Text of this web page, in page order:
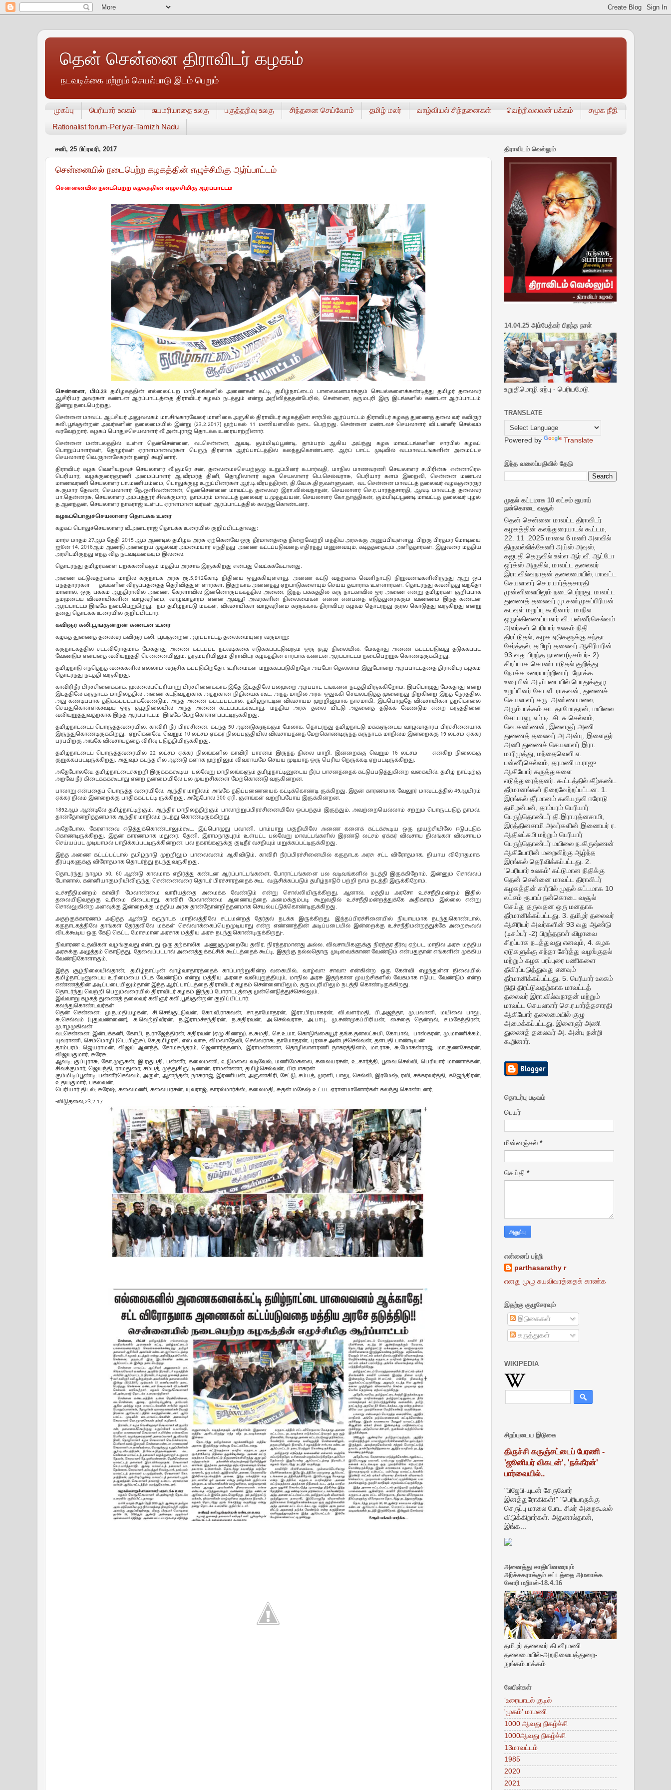
தென் சென்னை திராவிடர் கழகம்
நடவடிக்கை மற்றும் செயல்பாடு இடம் பெறும்
முகப்பு பெரியார் உலகம் சுயமரியாதை உலகு பகுத்தறிவு உலகு சிந்தனை செய்வோம் தமிழ் மலர் வாழ்வியல் சிந்தனைகள் வெற்றிவலவன் பக்கம்
சமூக நீதி
Rationalist forum-Periyar-Tamizh Nadu
சனி, 25 பிப்ரவரி, 2017
சென்னையில் நடைபெற்ற கழகத்தின் எழுச்சிமிகு ஆர்ப்பாட்டம்
சென்னையில் நடைபெற்ற கழகத்தின் எழுச்சிமிகு ஆர்ப்பாட்டம்
சென்னை, பிப்.23 தமிழகத்தின் எல்லைப்புற மாநிலங்களில் அணைகள் கட்டி, தமிழ்நாட்டைப் பாலைவனமாக்கும் செயல்களைக்கண்டித்து தமிழர் தலைவர்
ஆசிரியர் அவர்கள் கண்டன ஆர்ப்பாட்டத்தை திராவிடர் கழகம் நடத்தும் என்று அறிவித்ததன்பேரில், சென்னை, தருமபுரி இரு இடங்களில் கண்டன ஆர்ப்பாட்டம்
இன்று நடைபெற்றது.
சென்னை மாவட்ட ஆட்சியர் அலுவலகம் மா.சிங்காரவேலர் மாளிகை அருகில் திராவிடர் கழகத்தின் சார்பில் ஆர்ப்பாட்டம் திராவிடர் கழகத் துணைத் தலை வர் கவிஞர்
கலி.பூங்குன்றன் அவர்களின் தலைமையில் இன்று (23.2.2017) முற்பகல் 11 மணியளவில் நடை பெற்றது. சென்னை மண்டலச் செயலாளர் வி.பன்னீர் செல்வம்
வரவேற்றார். கழகப் பொதுச்செயலாளர் வீ.அன்புராஜ் தொடக்க உரையாற்றினார்.
சென்னை மண்டலத்தில் உள்ள தென்சென்னை, வடசென்னை, ஆவடி, கும்மிடிப்பூண்டி, தாம்பரம் ஆகிய அய்ந்து கழக மாவட்டங்களின் சார்பில் கழகப்
பொறுப்பாளர்கள், தோழர்கள் ஏராளமானவர்கள் பெருந் திரளாக ஆர்ப்பாட்டத்தில் கலந்துகொண்டனர். ஆர்ப் பாட்ட முடிவில் வடமாவட்டங்களின் அமைப்புச்
செயலாளர் வெ.ஞானசேகரன் நன்றி கூறினார்.
திராவிடர் கழக வெளியுறவுச் செயலாளர் வீ.குமரே சன், தலைமைச்செயற்குழு உறுப்பினர் க.பார்வதி, மாநில மாணவரணி செயலாளர் ச.பிரின்சு என்னாரெசு
பெரியார், வழக்குரைஞரணி அமைப்பாளர் ஆ.வீரமர்த் தினி, தொழிலாளர் கழக செயலாளர் பெ.செல்வராசு, பெரியார் களம் இறைவி, சென்னை மண்டல
மாணவரணி செயலாளர் பா.மணியம்மை, பொதுக்குழு உறுப்பினர்கள் ஆர்.டி.வீரபத்திரன், தி.வே.சு.திருவள்ளுவன், வட சென்னை மாவட்டத் தலைவர் வழக்குரைஞர்
சு.குமார தேவன், செயலாளர் தே.ஒளிவண்ணன், தென்சென்னை மாவட்டத் தலைவர் இரா.வில்வநாதன், செயலாளர் செ.ர.பார்த்தசாரதி, ஆவடி மாவட்டத் தலைவர்
பா.தென்னரசு, செயலாளர் அம்பத்தூர் சிவக்குமார், தாம்பரம் மாவட்டத் தலைவர் ப.முத்தய்யன், செயலாளர் கோ.நாத்திகன், கும்மிடிப்பூண்டி மாவட்டத் தலைவர் புழல்
த.ஆனந்தன், செயலாளர் நாகராஜ் உள்பட ஏராளமான வர்கள் ஆர்ப்பாட்டத்தில் கலந்துகொண்டனர்.
கழகப்பொதுச்செயலாளர் தொடக்க உரை
கழகப் பொதுச்செயலாளர் வீ.அன்புராஜ் தொடக்க உரையில் குறிப்பிட்டதாவது:
மார்ச் மாதம் 27ஆம் தேதி 2015 ஆம் ஆண்டில் தமிழக அரசு ஏற்கெனவே ஒரு தீர்மானத்தை நிறைவேற்றி மத்திய அரசுக்கு அனுப்பியுள்ளது. பிறகு பிரதமர் மோடியை
ஜூன் 14, 2016ஆம் ஆண்டு அன்றைய முதல்வர் அம்மையார் சந்தித்து அணை கட்டப்படுவதை எதிர்த்து மனுவையும், கடிதத்தையும் அளித்தார்கள். இதுவரை மத்திய
அரசிடமிருந்து எந்த வித நடவடிக்கையும் இல்லை.
தொடர்ந்து தமிழர்களை புறக்கணிக்கும் மத்திய அரசாக இருக்கிறது என்பது வெட்கக்கேடானது.
அணை கட்டுவதற்காக மாநில கருநாடக அரசு ரூ.5,912கோடி நிதியை ஒதுக்கியுள்ளது. அணை கட்டு வதற்காக வெளிநாட்டு நிறுவனங்களிலிருந்து ஆறு ஒப்
பந்ததாரர்கள் தங்களின் விருப்பத்தைத் தெரிவித்துள் ளார்கள். இதற்காக அனைத்து ஏற்பாடுகளையும் செய்ய தயாராக உள்ளார்கள். தொடர்ந்து கவனித்து வந்தோ
மானால், ஒரு பக்கம் ஆந்திராவில் அணை, கேரளாவில் இன்னொருபக்கத்தில் அணை, இந்த பக்கத்தில் கரு நாடகாவில் ஓர் அணை என்று தமிழர்கள் குறிப்பாக
நம்முடைய விவசாயிகளின் வாழ்வுரிமை, வாழ்வாதாரம் என்ன ஆவது? அவர்களின் நிலைமைகள் என்ன என்பதை எடுத்துரைக்கும் வண்ணம் இந்த கண்டன
ஆர்ப்பாட்டம் இங்கே நடைபெறுகிறது. நம் தமிழ்நாட்டு மக்கள், விவசாயிகள் வாழ்வுரிமை களுக்காக திராவிடர் கழகம் தொடர்ந்து குரல் கொடுத்து வருகிறது என்று
தனது தொடக்க உரையில் குறிப்பிட்டார்.
கவிஞர் கலி.பூங்குன்றன் கண்டன உரை
கழகத் துணைத் தலைவர் கவிஞர் கலி. பூங்குன்றன் ஆர்ப்பாட்டத் தலைமையுரை வருமாறு:
கருநாடகத்தில் சட்டவிரோதமாக மேகதாது அணை கட்டப்பட நடவடிக்கை எடுக்கப்பட்டுவரும் ஒரு சூழ் நிலையில், மேகதாது அணை கட்டப்படுவது தடுக்கப்பட
வேண்டும் என்பதை வலியுறுத்தி சென்னையிலும், தருமபுரியிலும் திராவிடர் கழகத்தின் சார்பாக கண்டன ஆர்ப்பாட்டம் நடைபெற்றுக் கொண்டிருக்கிறது.
தமிழ்நாடு எந்தெந்த வகைகளில் எல்லாம் வஞ்சிக் கப்படுகிறதோ, உரிமைகள் மறுக்கப்படுகிறதோ அப்போ தெல்லாம் இதுபோன்ற ஆர்ப்பாட்டத்தை திராவிடர் கழகம்
தொடர்ந்து நடத்தி வருகிறது.
காவிரிநீர் பிரச்சினைக்காக, முல்லைப்பெரியாறு பிரச்சினைக்காக இதே இடத்திலே பலமுறை ஆர்ப்பாட் டங்களை நடத்தியிருக்கிறோம். இப்பொழுது மேகதாது என்ற
இடத்திலே கருநாடக மாநிலத்தில் அணை கட்டுவதற்காக அதற்கான நிதியைக் கூட, அந்த மாநில அரசு ஒதுக்கி செயல்படுத்த முனைந்து நிற்கின்ற இந்த நேரத்தில்,
அது கண்டிப்பாக தடுக்கப்பட்டாகவேண்டும். அந்த அணை கட்டப்பட்டால், தமிழ்நாட்டின் விவசாயம் முற்றிலுமாக நாசமாகி, இப்பொழுதே விவசாயிகள் தற்கொலை
செய்துகொள்ளக்கூடிய ஒரு சூழ்நிலையில் அந்த அணை கட்டப்படக்கூடாது, மத்திய அரசு தலை யிட்டு அதனைத் தடுக்க வேண்டும் என்ற கருத்தினை
வலியுறுத்துவதற்காக இந்த ஆர்ப்பாட்டம் இங்கே மேற்கொள்ளப்பட்டிருக்கிறது.
தமிழ்நாட்டைப் பொருத்தவரையில், காவிரி நீர் பிரச்சினை, கடந்த 50 ஆண்டுகளுக்கும் மேலாக, தொடர்ந்து தமிழ்நாட்டு மக்களுடைய வாழ்வாதாரப் பிரச்சினையாக
இருந்துகொண்டிருக்கிறது. ஏற்கெனவே, வெறும் 10 லட்சம் ஏக்கர் நிலப்பகுதியில் விவசாயத்தை மேற்கொண்டிருந்த கருநாடக மாநிலம் இன்றைக்கு 19 லட்சம் ஏக்கர்
பரப்பிற்கு அங்கே விவசாயத்தை விரிவு படுத்தியிருக்கிறது.
தமிழ்நாட்டைப் பொருத்தவரையில் 22 லட்சம் ஏக்கர் நிலங்களில் காவிரி பாசனம் இருந்த நிலை மாறி, இன்றைக்கு வெறும் 16 லட்சம் என்கிற நிலைக்கு
குறுக்கப்பட்டிருக்கிறது. அதுவும் கடந்த சில ஆண்டு களாக முற்றிலும் விவசாயமே செய்ய முடியாத ஒரு பெரிய நெருக்கடி ஏற்பட்டிருக்கிறது.
அதேபோலவே, தமிழ்நாட்டைச்சுற்றி இருக்கக்கூடிய பல்வேறு மாநிலங்களும் தமிழ்நாட்டினுடைய நீர்ப் பாசனத்தைக் கட்டுப்படுத்துகின்ற வகையில், தமிழ் நாட்டிற்கு
அறவே நீர் கிடைக்கக்கூடாது என்ற தன்மையிலே பல முயற்சிகளை மேற்கொண்டு வருகின்றன.
பாலாறு என்பதைப் பொருத்த வரையிலே, ஆந்திர மாநிலம் அங்கே தடுப்பணையைக் கட்டிக்கொண்டி ருக்கிறது. இதன் காரணமாக வேலூர் மாவட்டத்தில் 49ஆயிரம்
ஏக்கர் நிலம் இன்றைக்கு பாதிக்கப்பட்டி ருக்கிறது. அதேபோல 300 ஏரி, குளங்கள் வற்றிப்போய் இருக்கின்றன.
1892ஆம் ஆண்டிலே தமிழ்நாட்டிற்கும், ஆந்திர மாநிலத்திற்கும் பாலாற்றுப்பிரச்சினையிலே ஒப்பந்தம் இருந்தும், அவற்றையெல்லாம் சற்றும் பொருட்படுத் தாமல்,
தான்தோன்றித்தனமாக ஆந்திர மாநிலம் நடந்து கொண்டிருக்கிறது.
அதேபோல, கேரளாவை எடுத்துக்கொண்டாலும்கூட, இப்பொழுது பவானி, பாம்பாறு பகுதியிலே அணை களைக் கட்டக்கூடிய ஒரு முயற்சியிலே ஈடுபட்டுக்
கொண்டிருக்கிறது. இதன் காரணமாக மதுரை, தேனி, இராமநாதபுரம் உள்பட்ட பல்வேறு மாவட்டங்களில் இரண்டு லட்சம் ஏக்கர் விவசாய நிலங்கள் விவசாயம்
செய்யப்பட முடியாமல் பாதிக்கப்பட்டிருக்கின்றன. பல நகரங்களுக்கு குடிநீர் வசதியும் மறுக்கப்பட்டிருக்கிறது.
இந்த அணை கட்டப்பட்டால் தமிழ்நாடு முற்றிலும் பாலைவனம் ஆகிவிடும். காவிரி நீர்ப்பிரச்சினையில் கருநாடக அரசு சட்ட விரோதமாக, நியாய விரோதமாக
தீர்ப்புகளுக்கு விரோதமாக தொடர்ந்து நடந்துவருகிறது.
தொடர்ந்து நாமும் 50, 60 ஆண்டு காலமாக எதிர்த்து கண்டன ஆர்ப்பாட்டங்களை, போராட்டங்களை பல வடிவங்களில் நடத்தி இருக்கிறோம். இன்னும் சொல்லப்
போனால், கன்னியாகுமரியிலிருந்து சென்னைவரை தொடர் பிரச்சாரத்தைக் கூட வஞ்சிக்கப்படும் தமிழ்நாடுÕ பற்றி நாம் நடத்தி இருக்கிறோம்.
உச்சநீதிமன்றம் காவிரி மேலாண்மை வாரியத்தை அமைக்க வேண்டும் என்று சொல்லியிருக்கிறது. ஆனால், மத்திய அரசோ உச்சநீதிமன்றம் இதில்
தலையிடுவதற்கு உரிமை கிடையாது, காவிரி மேலாண்மை ஆணையத்தை அமைக்கும்படி கூறுவதில் உச்சநீதிமன்றத்துக்கே அதிகாரம் இல்லை என்று
சொல்லுகின்ற அளவுக்கு இன்றைக்கு மத்திய அரசு தான்தோன்றித்தனமாக செயல்பட்டுக்கொண்டிருக்கிறது.
அதற்குக்காரணம் அடுத்த ஆண்டு கருநாடக மாநிலத்திலே சட்டமன்றத் தேர்தல் நடக்க இருக்கிறது. இந்தப்பிரச்சினையில் நியாயமாக நடந்துகொண்டால்,
கருநாடகத்திலே தாங்கள் தேர்தலிலே மக்கள் செல்வாக்கைப்பெறமுடியாது என்ற எண்ணத்தின் அடிப்படையில் இன்றைக்கு உச்சநீதிமன்றத்துக்கே அறைகூவல்
விடக்கூடிய ஒரு கேடு கெட்ட, மோசமான அரசாக மத்திய அரசு நடந்துகொண்டிருக்கிறது-.
நிவாரண உதவிகள் வழங்குவது என்பது ஒரு தற்காலிக அணுகுமுறையே தவிர, நிரந்தரமானது அல்ல. விவசாயிகளுக்கு நிரந்தர தீர்வு ஏற்பட, மாநில அரசு மத்திய
அரசுக்கு அழுத்தம் கொடுத்து, தேவைப்பட்டால் அனைத்துக்கட்சிக் கூட்டத்தைக் கூட்டி, இதற்கு நல்லதொரு முடிவைக்காண வேண்டும் என்பதுதான் எங்களின் முக்கிய
வேண்டுகோளாகும்.
இந்த சூழ்நிலையில்தான், தமிழ்நாட்டின் வாழ்வாதாரத்தைக் காப்பாற்றுகின்ற வகையில், வாழ்வா? சாவா? என்கின்ற ஒரு கேள்வி எழுந்துள்ள நிலையில்
தமிழ்நாட்டினுடைய உரிமையை மீட்க வேண்டும் என்று மத்திய அரசை வலியுறுத்தியும், மாநில அரசு இதற்கான முயற்சிகளில் வேகமாக ஈடுபட வேண்டும் என்ற
எண்ணத்தின் அடிப்படையிலும்தான் இந்த ஆர்ப்பாட்டத்தை திராவிடர் கழகம் சென்னையிலும், தருமபுரியிலும் நடத்தி கொண்டிருக்கிறது.
தொடர்ந்து வெற்றி பெறும்வரையில் திராவிடர் கழகம் இந்தப் போராட்டத்தை முன்னெடுத்துச்செல்லும்.
இவ்வாறு கழகத் துணைத் தலைவர் கவிஞர் கலி.பூங்குன்றன் குறிப்பிட்டார்.
கலந்துகொண்டவர்கள்
தென் சென்னை: மு.ந.மதியழகன், சி.செங்குட்டுவன், கோ.வீ.ராகவன், சா.தாமோதரன், இரா.பிரபாகரன், வி.வளர்மதி, பி.அஜந்தா, மு.பவானி, மயிலை பாலு,
சு.செல்வம் (புதுவண்ணை), க.வெற்றிவீரன், ந.இராமச்சந்திரன், ந.கதிரவன், அ.செல்வராசு, அ.பாபு, மு.சண்முகப்பிரியன், சைதை தென்றல், ச.மகேந்திரன்,
மு.ஈழமுகிலன்
வடசென்னை: இன்பக்கனி, கோபி, ந.ராஜேந்திரன், கதிரவன் (ஏழு கிணறு), க.சுமதி, செ.உமா, கொடுங்கையூர் தங்க.தனலட்சுமி, கோபால், பாஸ்கரன், மு.மாணிக்கம்,
யுவராணி, செம்மொழி (பெ.பிஞ்சு), சே.தமிழரசி, எஸ்.வாசு, விமலாதேவி, செல்வராசு, தாமோதரன், புரசை அன்புச்செல்வன், தளபதி பாண்டியன்
தாம்பரம்: ஜெயராமன், விஜய் ஆனந்த், சோமசுந்தரம், ஜெனார்த்தனம், இராமண்ணா, தொழிலாளரணி நாகரத்தினம், மா.ராசு, சு.மோகன்ராஜ், மா.குணசேகரன்,
விஜயகுமார், சுரேசு.
ஆவடி: குப்புராசு, கோ.முருகன், இ.ரகுபதி, பன்னீர், கலைமணி, உடுமலை வடிவேல், மணிமேகலை, கலையரசன், உ.கார்த்தி, பூவை.செல்வி, பெரியார் மாணாக்கன்,
சிவக்குமார், ஜெயந்தி, ராமதுரை, சம்பத், முத்துகிருட்டிணன், ராமண்ணா, தமிழ்செல்வன், பிரபாகரன்
கும்மிடிப்பூண்டி: பன்னீர்செல்வம், அருள், ஆனந்தன், நாகராஜ், இரணியன், அருணகிரி, சேட்டு, சம்பத், முரளி, பாலு, செல்வி, இரமேஷ், ரவி, சக்கரவர்த்தி, கஜேந்திரன்,
உதயகுமார், பகலவன்.
பெரியார் திடல்: சுரேஷ், கலைமணி, கலையரசன், யுவராஜ், காரல்மார்க்ஸ், கலைமதி, சுதன் மகேஷ் உட்பட ஏராளமானோர்கள் கலந்து கொண்டனர்.
-விடுதலை,23.2.17
திராவிடம் வெல்லும்
14.04.25 அம்பேத்கர் பிறந்த நாள்
உறுதிமொழி ஏற்பு - பெரியமேடு
TRANSLATE
Powered by Translate
இந்த வலைப்பதிவில் தேடு
முதல் கட்டமாக 10 லட்சம் ரூபாய்
நன்கொடை வசூல்
தென் சென்னை மாவட்ட திராவிடர்
கழகத்தின் கலந்துரையாடல் கூட்டம,
22. 11 .2025 மாலை 6 மணி அளவில்
திருவல்லிக்கேணி அய்ஸ் அவுஸ்,
கஜபதி தெருவில் உள்ள ஆர்.வீ. ஆட்டோ
ஒர்க்ஸ் அருகில், மாவட்ட தலைவர்
இரா.வில்வநாதன் தலைமையில், மாவட்ட
செயலாளர் செ.ர.பார்த்தசாரதி
முன்னிலையிலும் நடைபெற்றது. மாவட்ட
துணைத் தலைவர் மு.சண்முகப்பிரியன்
கடவுள் மறுப்பு கூறினார். மாநில
ஒருங்கிணைப்பாளர் வி. பன்னீர்செல்வம்
அவர்கள் பெரியார் உலகம் நிதி
திரட்டுதல், கழக ஏடுகளுக்கு சந்தா
சேர்த்தல், தமிழர் தலைவர் ஆசிரியரின்
93 வது பிறந்த நாளை(டிசம்பர்- 2)
சிறப்பாக கொண்டாடுதல் குறித்து
நோக்க உரையாற்றினார். நோக்க
உரையின் அடிப்படையில் பொதுக்குழு
உறுப்பினர் கோ.வீ. ராகவன், துணைச்
செயலாளர் கரு. அண்ணாமலை,
அரும்பாக்கம் சா. தாமோதரன், மயிலை
சோ.பாலு, எம்.டி. சி. சு.செல்வம்,
வெ.கண்ணன், இளைஞர் அணி
துணைத் தலைவர் அ.அன்பு, இளைஞர்
அணி துணைச் செயலாளர் இரா.
மாரிமுத்து, மந்தைவெளி எ.
பன்னீர்செல்வம், தரமணி ம.ராஜு
ஆகியோர் கருத்துகளை
எடுத்துரைத்தனர். கூட்டத்தில் கீழ்கண்ட
தீர்மானங்கள் நிறைவேற்றப்பட்டன. 1.
இரங்கல் தீர்மானம் கவியருவி ஈரோடு
தமிழன்பன், தாம்பரம் பெரியார்
பெருந்தொண்டர் தி.இரா.ரத்னசாமி,
இரத்தினசாமி அவர்களின் இணையர் ர.
ஆதிலட்சுமி மற்றும் பெரியார்
பெருந்தொண்டர் மயிலை ந.கிருஷ்ணன்
ஆகியோரின் மறைவிற்கு ஆழ்ந்த
இரங்கல் தெரிவிக்கப்பட்டது. 2.
'பெரியார் உலகம்' கட்டுமான நிதிக்கு
தென் சென்னை மாவட்ட திராவிடர்
கழகத்தின் சார்பில் முதல் கட்டமாக 10
லட்சம் ரூபாய் நன்கொடை வசூல்
செய்து தருவதன ஒரு மனதாக
தீர்மானிக்கப்பட்டது. 3. தமிழர் தலைவர்
ஆசிரியர் அவர்களின் 93 வது ஆண்டு
(டிசம்பர் -2) பிறந்தநாள் விழாவை
சிறப்பாக நடத்துவது எனவும், 4. கழக
ஏடுகளுக்கு சந்தா சேர்த்து வழங்குதல்
மற்றும் கழக பரப்புரை பணிகளை
தீவிரப்படுத்துவது எனவும்
தீர்மானிக்கப்பட்டது. 5. பெரியார் உலகம்
நிதி திரட்டுவதற்காக மாவட்டத்
தலைவர் இரா.வில்வநாதன் மற்றும்
மாவட்ட செயலாளர் செ.ர.பார்த்தசாரதி
ஆகியோர் தலைமையில் குழு
அமைக்கப்பட்டது. இளைஞர் அணி
துணைத் தலைவர் அ. அன்பு நன்றி
கூறினார்.
தொடர்பு படிவம்
பெயர்
மின்னஞ்சல் *
செய்தி *
என்னைப் பற்றி
parthasarathy r
எனது முழு சுயவிவரத்தைக் காண்க
இதற்கு குழுசேரவும்
இடுகைகள்
கருத்துகள்
WIKIPEDIA
சிறப்புடைய இடுகை
திருச்சி கருஞ்சட்டைப் பேரணி -
'ஜூனியர் விகடன்', 'நக்கீரன்'
பார்வையில்..
"பிஜேபி-யுடன் சேருவோர்
இனத்துரோகிகள்!" "பெரியாருக்கு
செருப்பு மாலை போட சிலர் அறைகூவல்
விடுக்கிறார்கள். அதனால்தான்,
இங்க...
அனைத்து சாதியினரையும்
அர்ச்சகராக்கும் சட்டத்தை அமலாக்க
கோரி மறியல்-18.4.16
தமிழர் தலைவர் கி.வீரமணி
தலைமையில்-அறநிலையத்துறை-
நுங்கம்பாக்கம்
லேபிள்கள்
‘உரையாடல் குடில்
'முகம்' மாமணி
1000 ஆவது நிகழ்ச்சி
1000ஆவது நிகழ்ச்சி
13மாவட்டம்
1985
2020
2021